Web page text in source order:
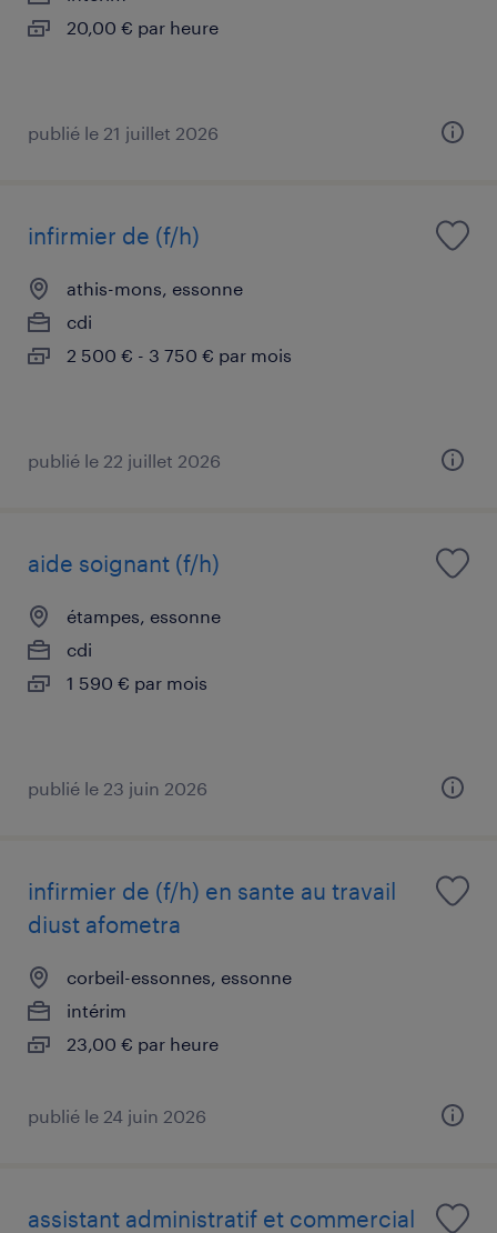
20,00 € par heure
publié le 21 juillet 2026
infirmier de (f/h)
athis-mons, essonne
cdi
2 500 € - 3 750 € par mois
publié le 22 juillet 2026
aide soignant (f/h)
étampes, essonne
cdi
1 590 € par mois
publié le 23 juin 2026
infirmier de (f/h) en sante au travail
diust afometra
corbeil-essonnes, essonne
intérim
23,00 € par heure
publié le 24 juin 2026
assistant administratif et commercial